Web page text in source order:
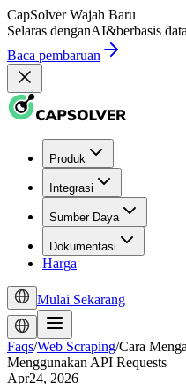
CapSolver Wajah Baru
Selaras denganAI&berbasis data
Baca pembaruan
Produk
Integrasi
Sumber Daya
Dokumentasi
Harga
Mulai Sekarang
Faqs/Web Scraping/Cara
Menggunakan API Requests
Apr24, 2026